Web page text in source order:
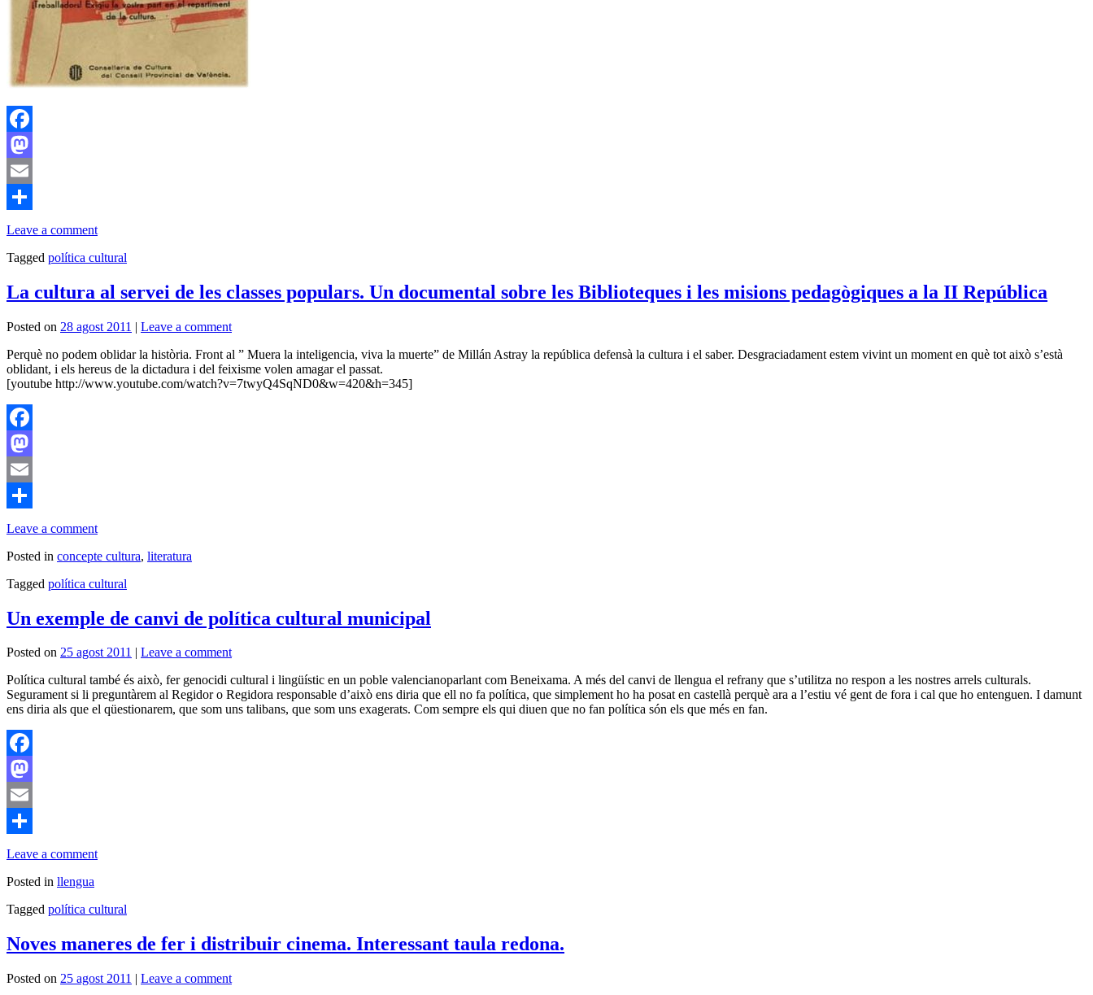
Facebook
Mastodon
Email
Comparteix
Leave a comment
Tagged política cultural
La cultura al servei de les classes populars. Un documental sobre les Biblioteques i les misions pedagògiques a la II República
Posted on 28 agost 2011 | Leave a comment
Perquè no podem oblidar la història. Front al ” Muera la inteligencia, viva la muerte” de Millán Astray la república defensà la cultura i el saber. Desgraciadament estem vivint un moment en què tot això s’està
oblidant, i els hereus de la dictadura i del feixisme volen amagar el passat.
[youtube http://www.youtube.com/watch?v=7twyQ4SqND0&w=420&h=345]
Facebook
Mastodon
Email
Comparteix
Leave a comment
Posted in concepte cultura, literatura
Tagged política cultural
Un exemple de canvi de política cultural municipal
Posted on 25 agost 2011 | Leave a comment
Política cultural també és això, fer genocidi cultural i lingüístic en un poble valencianoparlant com Beneixama. A més del canvi de llengua el refrany que s’utilitza no respon a les nostres arrels culturals.
Segurament si li preguntàrem al Regidor o Regidora responsable d’això ens diria que ell no fa política, que simplement ho ha posat en castellà perquè ara a l’estiu vé gent de fora i cal que ho entenguen. I damunt
ens diria als que el qüestionarem, que som uns talibans, que som uns exagerats. Com sempre els qui diuen que no fan política són els que més en fan.
Facebook
Mastodon
Email
Comparteix
Leave a comment
Posted in llengua
Tagged política cultural
Noves maneres de fer i distribuir cinema. Interessant taula redona.
Posted on 25 agost 2011 | Leave a comment